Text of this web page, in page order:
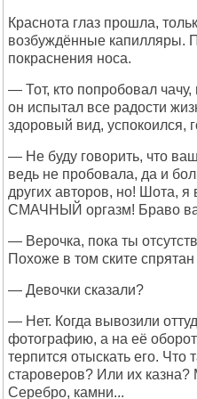
Краснота глаз прошла,
возбуждённые капилляры.
покраснения носа.
— Тот, кто попробовал чачу,
он испытал все радости
здоровый вид, успокоился,
— Не буду говорить, что
ведь не пробовала, да и
других авторов, но! Шота,
СМАЧНЫЙ оргазм! Браво
— Верочка, пока ты
Похоже в том ските спрятан
— Девочки сказали?
— Нет. Когда вывозили
фотографию, а на её
терпится отыскать его.
староверов? Или их казна?
Серебро, камни...